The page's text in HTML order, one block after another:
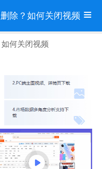
除？如何关闭视频
何关闭视频